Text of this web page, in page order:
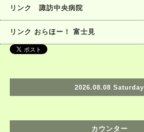
リンク 諏訪中央病院
リンク おらほー！ 富士見
2026.08.08 Saturday
カウンター